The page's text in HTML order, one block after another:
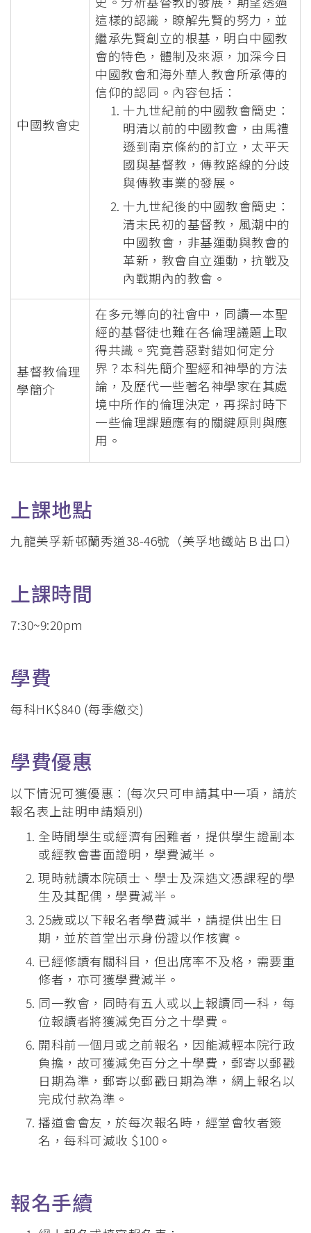
中國教會史
這樣的認識，瞭解先賢的努力，並
繼承先賢創立的根基，明白中國教
會的特色，體制及來源，加深今日
中國教會和海外華人教會所承傳的
信仰的認同。內容包括：
十九世紀前的中國教會簡史：
明清以前的中國教會，由馬禮
遜到南京條約的訂立，太平天
國與基督教，傳教路線的分歧
與傳教事業的發展。
十九世紀後的中國教會簡史：
清末民初的基督教，風潮中的
中國教會，非基運動與教會的
革新，教會自立運動，抗戰及
內戰期內的教會。
基督教倫理
學簡介
在多元導向的社會中，同讀一本聖
經的基督徒也難在各倫理議題上取
得共識。究竟善惡對錯如何定分
界？本科先簡介聖經和神學的方法
論，及歷代一些著名神學家在其處
境中所作的倫理決定，再探討時下
一些倫理課題應有的關鍵原則與應
用。
上課地點
九龍美孚新邨蘭秀道38-46號（美孚地鐵站Ｂ出口）
上課時間
7:30~9:20pm
學費
每科HK$840 (每季繳交)
學費優惠
以下情況可獲優惠：(每次只可申請其中一項，請於
報名表上註明申請類別)
全時間學生或經濟有困難者，提供學生證副本
或經教會書面證明，學費減半。
現時就讀本院碩士、學士及深造文憑課程的學
生及其配偶，學費減半。
25歲或以下報名者學費減半，請提供出生日
期，並於首堂出示身份證以作核實。
已經修讀有關科目，但出席率不及格，需要重
修者，亦可獲學費減半。
同一教會，同時有五人或以上報讀同一科，每
位報讀者將獲減免百分之十學費。
開科前一個月或之前報名，因能減輕本院行政
負擔，故可獲減免百分之十學費，郵寄以郵戳
日期為準，郵寄以郵戳日期為準，網上報名以
完成付款為準。
播道會會友，於每次報名時，經堂會牧者簽
名，每科可減收 $100。
報名手續